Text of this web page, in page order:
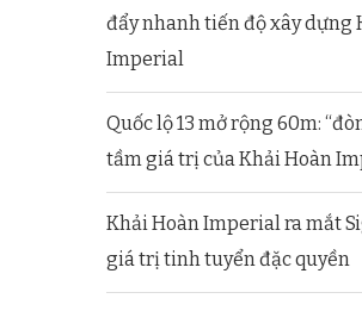
đẩy nhanh tiến độ xây dựng
Imperial
Quốc lộ 13 mở rộng 60m:
tầm giá trị của Khải Hoàn
Khải Hoàn Imperial ra mắt
giá trị tinh tuyển đặc quyền